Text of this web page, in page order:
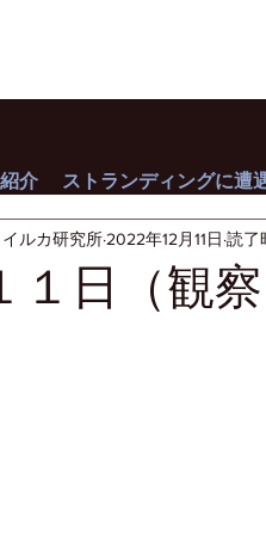
１日（観察
ルカ研究所 2022年12月11日 読了
介 ストランディングに遭